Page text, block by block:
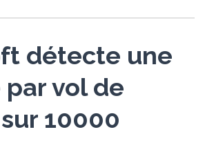
détecte une
vol de
10000